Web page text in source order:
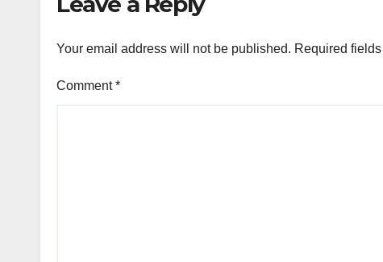
Your email address will not be published. Required
Comment*